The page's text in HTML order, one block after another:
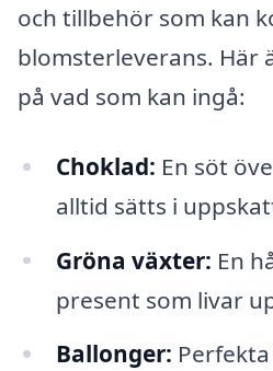
och tillbehör som kan
blomsterleverans. Här
på vad som kan ingå:
Choklad: En söt
alltid sätts i
Gröna växter: En
present som livar
Ballonger: